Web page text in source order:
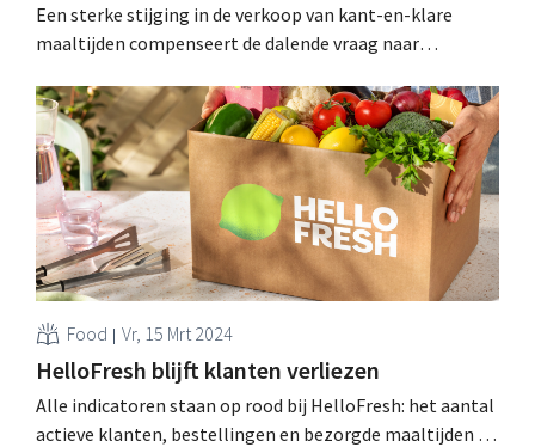
Een sterke stijging in de verkoop van kant-en-klare
maaltijden compenseert de dalende vraag naar
van 2024 een recordomzet boekte. .
Food Vr, 15 Mrt 2024
HelloFresh blijft klanten verliezen
Alle indicatoren staan op rood bij HelloFresh: het aantal
actieve klanten, bestellingen en bezorgde maaltijden is